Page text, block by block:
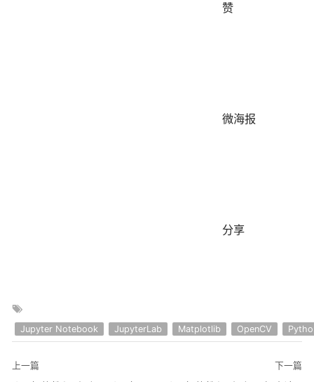
赞
微海报
分享
Jupyter Notebook JupyterLab Matplotlib OpenCV
上一篇 下一篇